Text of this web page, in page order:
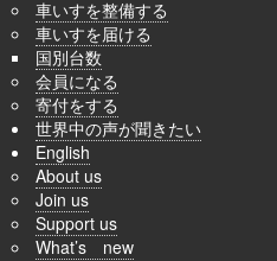
車いすを整備する
車いすを届ける
国別台数
会員になる
寄付をする
世界中の声が聞きたい
English
About us
Join us
Support us
What’s new